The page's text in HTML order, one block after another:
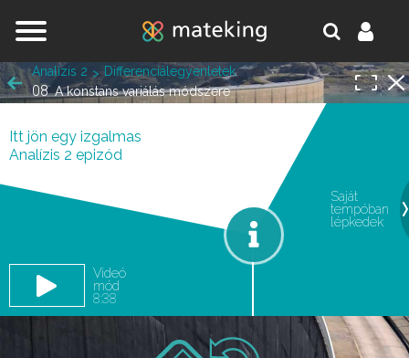
Analízis 2
Differenciálegyenletek
A konstans variálás módszere
08
Itt jön egy izgalmas
Analízis 2 epizód
Videó
mód
8:38
Saját
tempóban
lépkedek